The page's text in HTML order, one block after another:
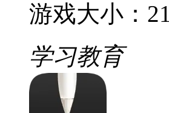
游戏大小：
学习教育